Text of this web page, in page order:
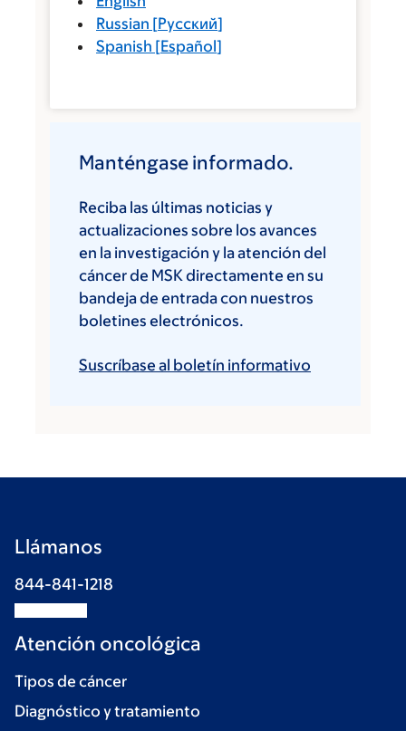
Russian [Русский]
Spanish [Español]
Manténgase informado.
Reciba las últimas noticias y
actualizaciones sobre los avances
en la investigación y la atención del
cáncer de MSK directamente en su
bandeja de entrada con nuestros
boletines electrónicos.
Suscríbase al boletín informativo
Llámanos
844-841-1218
Atención oncológica
Tipos de cáncer
Diagnóstico y tratamiento